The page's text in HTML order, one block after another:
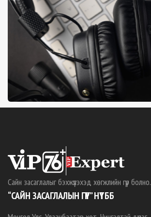
Сайн засаглалыг бэхжүүлэхэд хөгжлийн гүүр болно.
“САЙН ЗАСАГЛАЛЫН ГҮҮР” НҮТББ